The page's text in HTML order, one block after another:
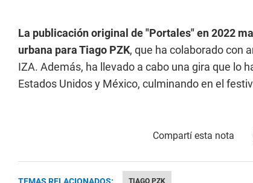
La publicación original de "Portales" en 2022
urbana para Tiago PZK, que ha colaborado con
IZA. Además, ha llevado a cabo una gira que lo
Estados Unidos y México, culminando en el
TIAGO PZK